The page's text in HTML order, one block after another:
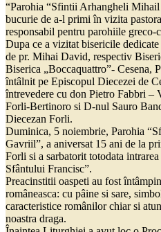
“Parohia “Sfintii Arhangheli
bucurie de a-l primi în vizita
responsabil pentru parohiile greco-
Dupa ce a vizitat bisericile
de pr. Mihai David, respectiv
Biserica „Boccaquattro”- Cesena,
întâlnit pe Episcopul Diecezei de
întrevedere cu don Pietro Fabbri –
Forli-Bertinoro si D-nul Sauro
Diecezan Forli.
Duminica, 5 noiembrie, Parohia
Gavriil”, a aniversat 15 ani de la
Forli si a sarbatorit totodata
Sfântului Francisc”.
Preacinstitii oaspeti au fost
româneasca: cu pâine si sare,
caracteristice românilor chiar si
noastra draga.